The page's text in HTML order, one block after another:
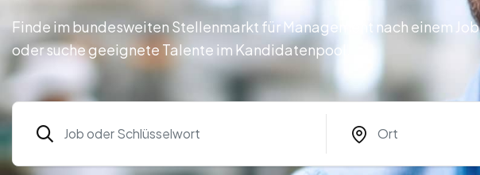
Finde im bundesweiten Stellenmarkt für Management nach einem Job
oder suche geeignete Talente im Kandidatenpool.